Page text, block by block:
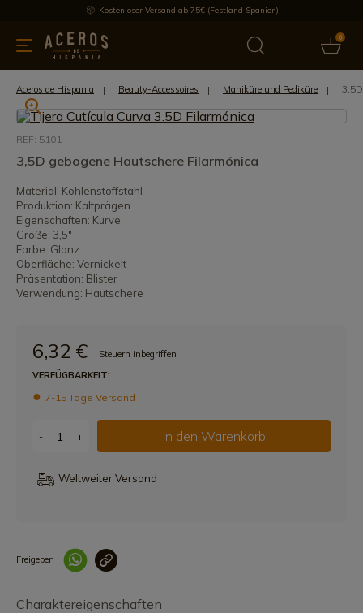
Kostenloser Versand ab 75€ (Festland Spanien)
0
Bietet Aktuelles Bestseller
Aceros de Hispania Beauty-Accessoires Maniküre und Pediküre
REF: 5101
3,5D gebogene Hautschere Filarmónica
Material: Kohlenstoffstahl
Produktion: Kaltprägen
Eigenschaften: Kurve
Größe: 3,5"
Farbe: Glanz
Oberfläche: Vernickelt
Präsentation: Blister
Verwendung: Hautschere
6,32 €
Steuern inbegriffen
VERFÜGBARKEIT:
7-15 Tage Versand
- + In den Warenkorb
Weltweiter Versand
Freigeben
Charaktereigenschaften